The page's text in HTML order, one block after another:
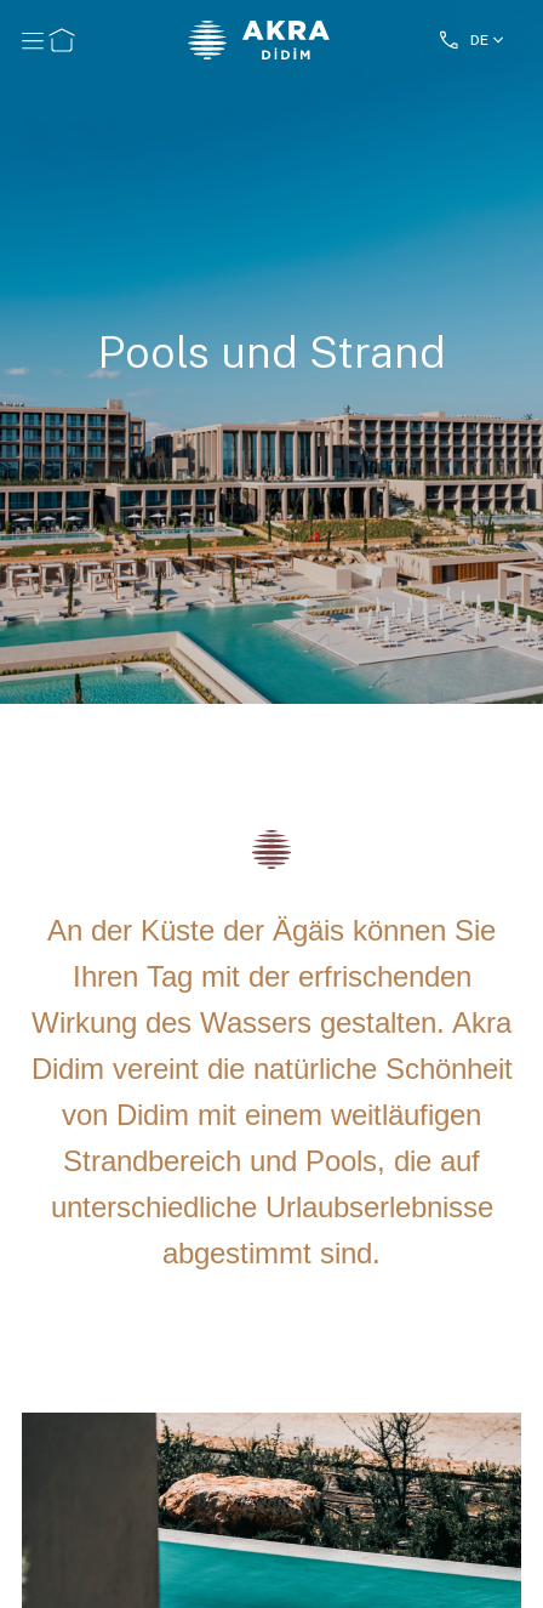
DE
Pools und Strand
An der Küste der Ägäis können Sie
Ihren Tag mit der erfrischenden
Wirkung des Wassers gestalten. Akra
Didim vereint die natürliche Schönheit
von Didim mit einem weitläufigen
Strandbereich und Pools, die auf
unterschiedliche Urlaubserlebnisse
abgestimmt sind.